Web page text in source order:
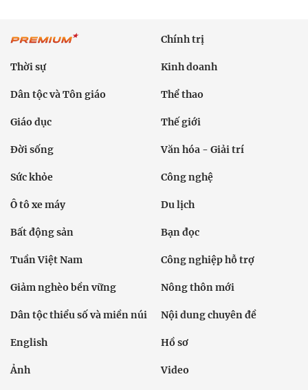
Chính trị
Thời sự Kinh doanh
Dân tộc và Tôn giáo Thể thao
Giáo dục Thế giới
Đời sống Văn hóa - Giải trí
Sức khỏe Công nghệ
Ô tô xe máy Du lịch
Bất động sản Bạn đọc
Tuần Việt Nam Công nghiệp hỗ trợ
Giảm nghèo bền vững Nông thôn mới
Dân tộc thiểu số và miền núi Nội dung chuyên đề
English Hồ sơ
Ảnh Video